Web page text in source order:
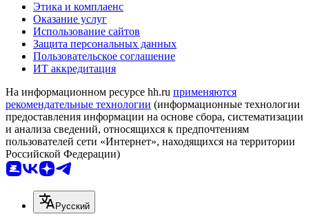
Этика и комплаенс
Оказание услуг
Использование сайтов
Защита персональных данных
Пользовательское соглашение
ИТ аккредитация
На информационном ресурсе hh.ru применяются
рекомендательные технологии (информационные технологии
предоставления информации на основе сбора, систематизации
и анализа сведений, относящихся к предпочтениям
пользователей сети «Интернет», находящихся на территории
Российской Федерации)
Русский